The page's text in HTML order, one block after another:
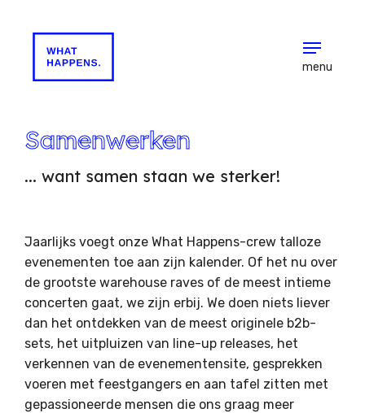
menu
Samenwerken
... want samen staan we sterker!
Jaarlijks voegt onze What Happens-crew talloze
evenementen toe aan zijn kalender. Of het nu over
de grootste warehouse raves of de meest intieme
concerten gaat, we zijn erbij. We doen niets liever
dan het ontdekken van de meest originele b2b-
sets, het uitpluizen van line-up releases, het
verkennen van de evenementensite, gesprekken
voeren met feestgangers en aan tafel zitten met
gepassioneerde mensen die ons graag meer